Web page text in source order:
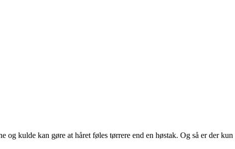
og kulde kan gøre at håret føles tørrere end en høstak. Og så er der